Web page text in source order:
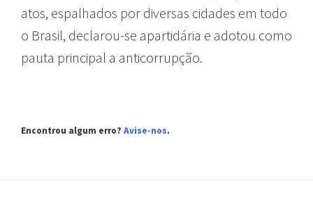
atos, espalhados por diversas cidades em todo
o Brasil, declarou-se apartidária e adotou como
pauta principal a anticorrupção.
Encontrou algum erro? Avise-nos.